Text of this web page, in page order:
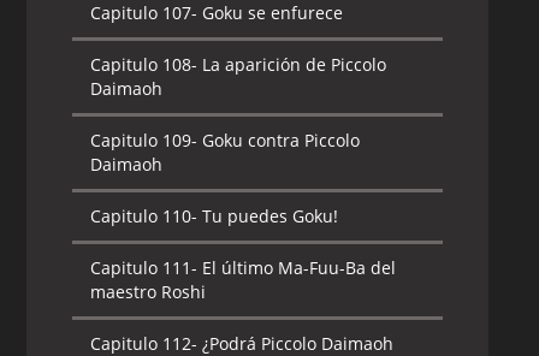
Capitulo 107- Goku se enfurece
Capitulo 108- La aparición de Piccolo
Daimaoh
Capitulo 109- Goku contra Piccolo
Daimaoh
Capitulo 110- Tu puedes Goku!
Capitulo 111- El último Ma-Fuu-Ba del
maestro Roshi
Capitulo 112- ¿Podrá Piccolo Daimaoh